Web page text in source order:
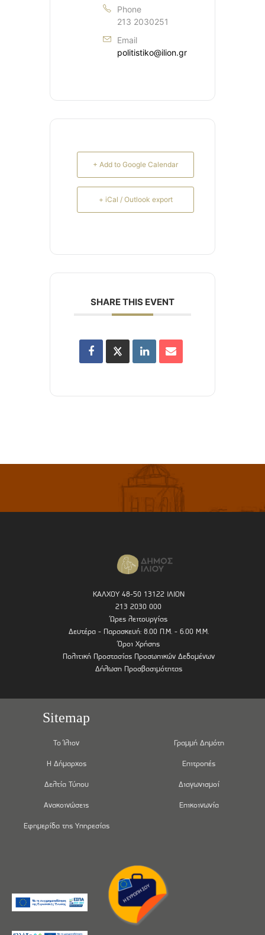
Phone
213 2030251
Email
politistiko@ilion.gr
+ Add to Google Calendar
+ iCal / Outlook export
SHARE THIS EVENT
ΚΑΛΧΟΥ 48-50 13122 ΙΛΙΟΝ
213 2030 000
Ώρες λειτουργίας
Δευτέρα - Παρασκευή: 8.00 Π.Μ. - 6.00 Μ.Μ.
Όροι Χρήσης
Πολιτική Προστασίας Προσωπικών Δεδομένων
Δήλωση Προσβασιμότητας
Sitemap
Το Ίλιον
Η Δήμαρχος
Δελτία Τύπου
Ανακοινώσεις
Εφημερίδα της Υπηρεσίας
Γραμμή Δημότη
Επιτροπές
Διαγωνισμοί
Επικοινωνία